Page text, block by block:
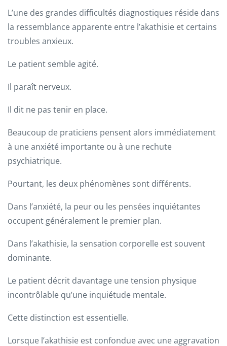
L’une des grandes difficultés diagnostiques réside dans
la ressemblance apparente entre l’akathisie et certains
troubles anxieux.
Le patient semble agité.
Il paraît nerveux.
Il dit ne pas tenir en place.
Beaucoup de praticiens pensent alors immédiatement
à une anxiété importante ou à une rechute
psychiatrique.
Pourtant, les deux phénomènes sont différents.
Dans l’anxiété, la peur ou les pensées inquiétantes
occupent généralement le premier plan.
Dans l’akathisie, la sensation corporelle est souvent
dominante.
Le patient décrit davantage une tension physique
incontrôlable qu’une inquiétude mentale.
Cette distinction est essentielle.
Lorsque l’akathisie est confondue avec une aggravation